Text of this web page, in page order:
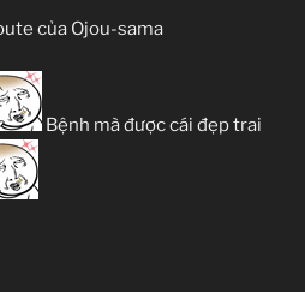
của Ojou-sama
Bệnh mà được cái đẹp trai